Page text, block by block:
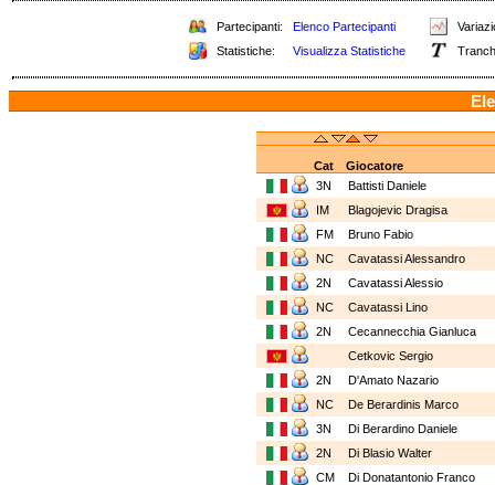
Partecipanti: Elenco Partecipanti
Statistiche:
Visualizza Statistiche
Cat
Giocatore
3N
Battisti Daniele
IM
Blagojevic Dragisa
FM
Bruno Fabio
NC
Cavatassi Alessandro
2N
Cavatassi Alessio
NC
Cavatassi Lino
2N
Cecannecchia Gianluca
Cetkovic Sergio
2N
D'Amato Nazario
NC
De Berardinis Marco
3N
Di Berardino Daniele
2N
Di Blasio Walter
CM
Di Donatantonio Franco